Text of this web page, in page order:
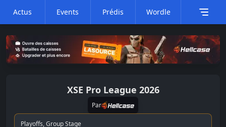
Actus Events Prédis Wordle
XSE Pro League 2026
Par
Playoffs, Group Stage